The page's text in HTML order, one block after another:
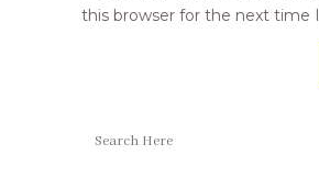
this browser for the next time